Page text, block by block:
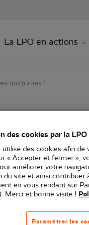
La LPO en actions
nocturnes !
des cookies par la LPO
des cookies afin de
« Accepter et fermer »,
améliorer votre
du site et ainsi contribuer
en vous rendant sur
Merci et bonne visite !
Paramétrer les